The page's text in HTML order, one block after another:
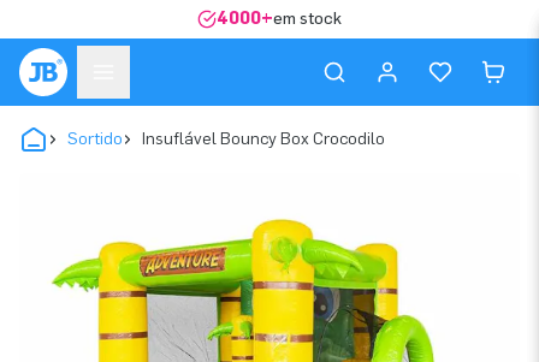
4000+em stock
Sortido Insuflável Bouncy Box Crocodilo